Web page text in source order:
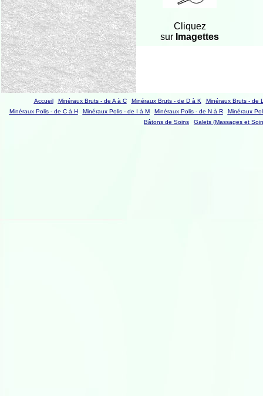
Cliquez
sur Imagettes
Accueil Minéraux Bruts - de A à C Minéraux Bruts - de D à K
Minéraux Bruts - de
Minéraux Polis - de C à H
Minéraux Polis - de I à M Minéraux Polis - de N à R
Minéraux
Bâtons de Soins
Galets (Massages et